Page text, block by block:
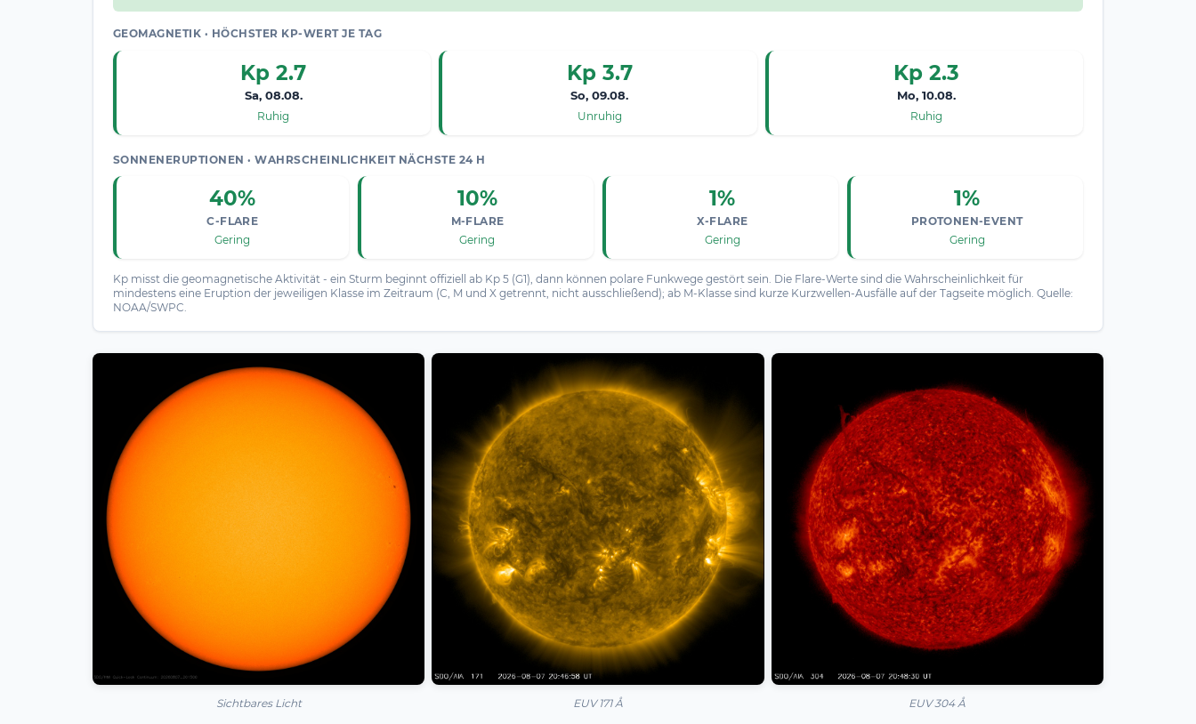
GEOMAGNETIK · HÖCHSTER KP-WERT JE TAG
Kp 2.7
Sa, 08.08.
Ruhig
Kp 3.7
So, 09.08.
Unruhig
Kp 2.3
Mo, 10.08.
Ruhig
SONNENERUPTIONEN · WAHRSCHEINLICHKEIT NÄCHSTE 24 H
40%
C-FLARE
Gering
10%
M-FLARE
Gering
1%
X-FLARE
Gering
1%
PROTONEN-EVENT
Gering
Kp misst die geomagnetische Aktivität - ein Sturm beginnt offiziell ab Kp 5 (G1), dann können polare Funkwege gestört sein. Die Flare-Werte sind die Wahrscheinlichkeit für
mindestens eine Eruption der jeweiligen Klasse im Zeitraum (C, M und X getrennt, nicht ausschließend); ab M-Klasse sind kurze Kurzwellen-Ausfälle auf der Tagseite möglich. Quelle:
NOAA/SWPC.
Sichtbares Licht EUV 171 Å EUV 304 Å